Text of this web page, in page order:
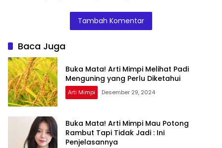
Teman Ternyata
Ini Artinya
Menurut Pakar
Ini Penjelasannya
Tambah Komentar
Baca Juga
Buka Mata! Arti Mimpi Melihat Padi
Menguning yang Perlu Diketahui
Arti Mimpi Desember 29, 2024
Buka Mata! Arti Mimpi Mau Potong
Rambut Tapi Tidak Jadi : Ini
Penjelasannya